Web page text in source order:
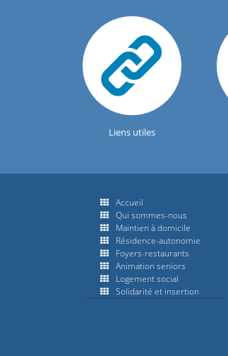
Liens utiles
Accueil
Qui sommes-nous
Maintien à domicile
Résidence-autonomie
Foyers-restaurants
Animation seniors
Logement social
Solidarité et insertion